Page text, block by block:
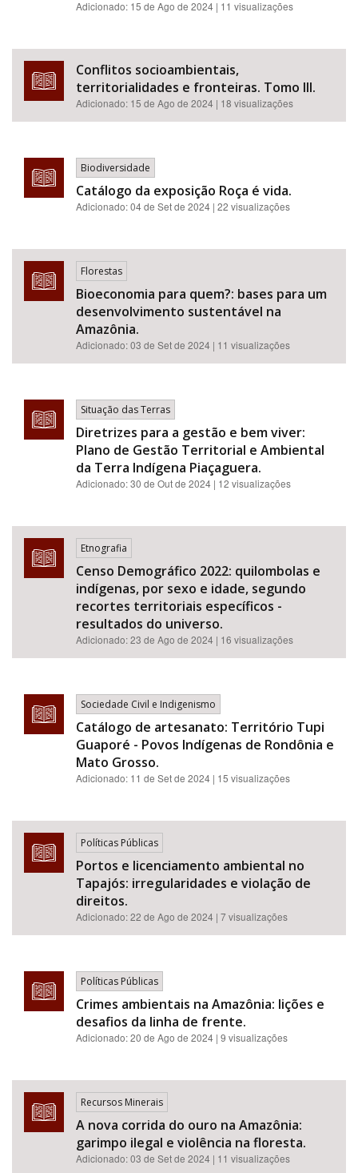
Adicionado: 15 de Ago de 2024 | 11 visualizações
Conflitos socioambientais,
territorialidades e fronteiras. Tomo III.
Adicionado: 15 de Ago de 2024 | 18 visualizações
Biodiversidade
Catálogo da exposição Roça é vida.
Adicionado:04 de Set de 2024 | 22 visualizações
Florestas
Bioeconomia para quem?: bases para um
desenvolvimento sustentável na
Amazônia.
Adicionado:03 de Set de 2024 | 11 visualizações
Situação das Terras
Diretrizes para a gestão e bem viver:
Plano de Gestão Territorial e Ambiental
da Terra Indígena Piaçaguera.
Adicionado:30 de Out de 2024 | 12 visualizações
Etnografia
Censo Demográfico 2022: quilombolas e
indígenas, por sexo e idade, segundo
recortes territoriais específicos -
resultados do universo.
Adicionado:23 de Ago de 2024 | 16 visualizações
Sociedade Civil e Indigenismo
Catálogo de artesanato: Território Tupi
Guaporé - Povos Indígenas de Rondônia e
Mato Grosso.
Adicionado: 11 de Set de 2024 | 15 visualizações
Políticas Públicas
Portos e licenciamento ambiental no
Tapajós: irregularidades e violação de
direitos.
Adicionado:22 de Ago de 2024 | 7 visualizações
Políticas Públicas
Crimes ambientais na Amazônia: lições e
desafios da linha de frente.
Adicionado:20 de Ago de 2024 | 9 visualizações
Recursos Minerais
A nova corrida do ouro na Amazônia:
garimpo ilegal e violência na floresta.
Adicionado:03 de Set de 2024 | 11 visualizações